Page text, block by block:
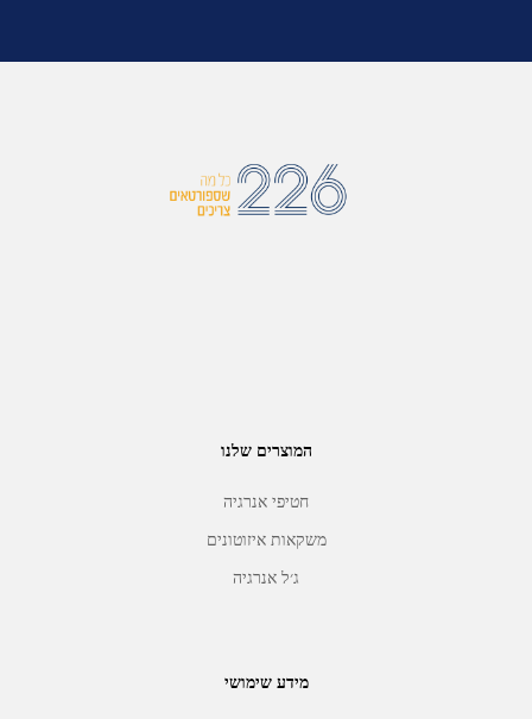
המוצרים שלנו
חטיפי אנרגיה
משקאות איזוטונים
ג׳ל אנרגיה
מידע שימושי